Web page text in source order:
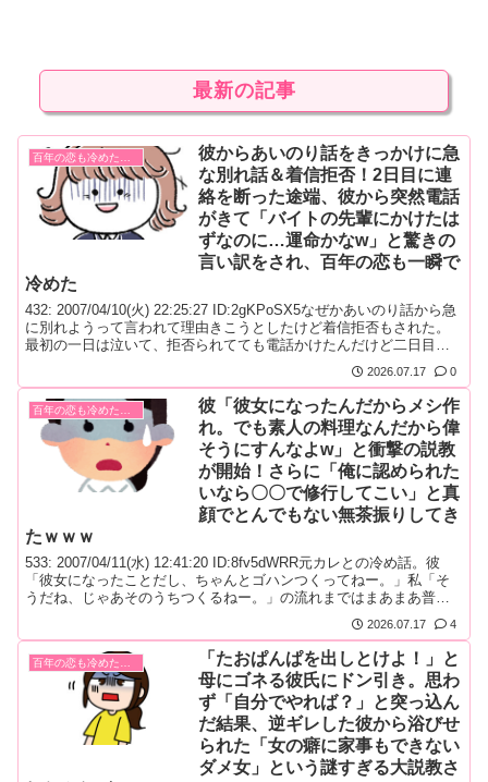
最新の記事
百年の恋も冷めた瞬間！
彼からあいのり話をきっかけに急
な別れ話＆着信拒否！2日目に連
絡を断った途端、彼から突然電話
がきて「バイトの先輩にかけたは
ずなのに…運命かなw」と驚きの
言い訳をされ、百年の恋も一瞬で
冷めた
432: 2007/04/10(火) 22:25:27 ID:2gKPoSX5なぜかあいのり話から急
に別れようって言われて理由きこうとしたけど着信拒否もされた。
最初の一日は泣いて、拒否られてても電話かけたんだけど二日目に
は待ってみようと思い、何もしないでおいた。そしたらその彼から
いきなり電話が。びっくりして電話に出たら「あれ。○○？なん
で？」「いや、何でっていわれても」「俺、バ...
2026.07.17 0
百年の恋も冷めた瞬間！
彼「彼女になったんだからメシ作
れ。でも素人の料理なんだから偉
そうにすんなよw」と衝撃の説教
が開始！さらに「俺に認められた
いなら〇〇で修行してこい」と真
顔でとんでもない無茶振りしてき
たｗｗｗ
533: 2007/04/11(水) 12:41:20 ID:8fv5dWRR元カレとの冷め話。彼
「彼女になったことだし、ちゃんとゴハンつくってねー。」私「そ
うだね、じゃあそのうちつくるねー。」の流れまではまあまあ普通
だったのだが、その後にいきなり、「でも作ったからって偉そうに
すんなよ。女はたかが家事の一環でメシ作っただけで偉そうにして
困るんだよ。たとえばハンバーグ作るとするじ...
2026.07.17 4
百年の恋も冷めた瞬間！
「たおぱんぱを出しとけよ！」と
母にゴネる彼氏にドン引き。思わ
ず「自分でやれば？」と突っ込ん
だ結果、逆ギレした彼から浴びせ
られた「女の癖に家事もできない
ダメ女」という謎すぎる大説教さ